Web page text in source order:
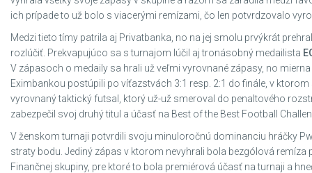
ich prípade to už bolo s viacerými remízami, čo len potvrdzovalo
Medzi tieto tímy patrila aj Privatbanka, no na jej smolu prvýkrát
rozlúčiť. Prekvapujúco sa s turnajom lúčil aj tronásobný medailista
V zápasoch o medaily sa hrali už veľmi vyrovnané zápasy, no
Eximbankou postúpili po víťazstvách 3:1 resp. 2:1 do finále, v
vyrovnaný taktický futsal, ktorý už-už smeroval do penaltového
zabezpečil svoj druhý titul a účasť na Best of the Best Football
V ženskom turnaji potvrdili svoju minuloročnú dominanciu hráčky
straty bodu. Jediný zápas v ktorom nevyhrali bola bezgólová
Finančnej skupiny, pre ktoré to bola premiérová účasť na turnaji a